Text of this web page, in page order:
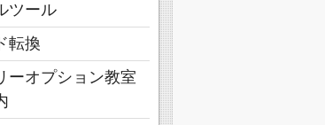
ツール
転換
ーオプション教室